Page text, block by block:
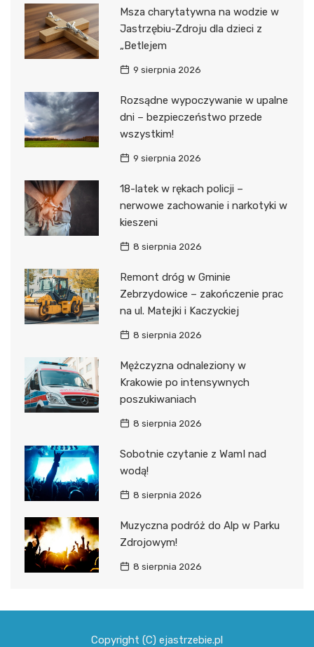
Msza charytatywna na wodzie w
Jastrzębiu-Zdroju dla dzieci z
„Betlejem
9 sierpnia 2026
Rozsądne wypoczywanie w upalne
dni – bezpieczeństwo przede
wszystkim!
9 sierpnia 2026
18-latek w rękach policji –
nerwowe zachowanie i narkotyki w
kieszeni
8 sierpnia 2026
Remont dróg w Gminie
Zebrzydowice – zakończenie prac
na ul. Matejki i Kaczyckiej
8 sierpnia 2026
Mężczyzna odnaleziony w
Krakowie po intensywnych
poszukiwaniach
8 sierpnia 2026
Sobotnie czytanie z WamI nad
wodą!
8 sierpnia 2026
Muzyczna podróż do Alp w Parku
Zdrojowym!
8 sierpnia 2026
Copyright (C) ejastrzebie.pl